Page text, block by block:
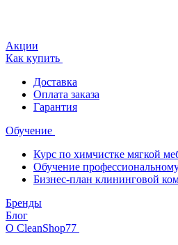
Акции
Как купить
Доставка
Оплата заказа
Гарантия
Обучение
Курс по химчистке мягкой
Обучение
Бизнес-план клининговой
Бренды
Блог
О CleanShop77